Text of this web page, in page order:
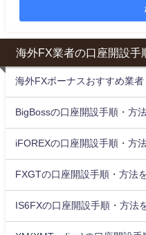
海外FX業者の口座開設手
海外FXボーナスおすすめ業者
BigBossの口座開設手順・方
iFOREXの口座開設手順・方
FXGTの口座開設手順・方法
IS6FXの口座開設手順・方法